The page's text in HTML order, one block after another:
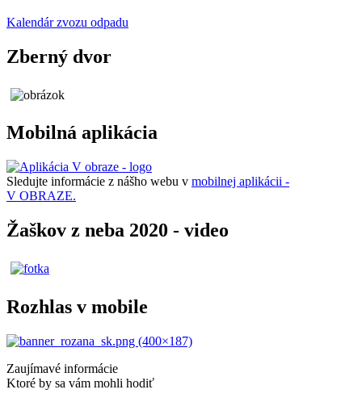
Kalendár zvozu odpadu
Zberný dvor
Mobilná aplikácia
Sledujte informácie z nášho webu v mobilnej aplikácii -
V OBRAZE.
Žaškov z neba 2020 - video
Rozhlas v mobile
Zaujímavé informácie
Ktoré by sa vám mohli hodiť